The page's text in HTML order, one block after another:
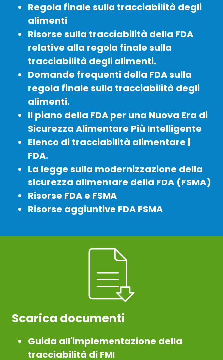
Regola finale sulla tracciabilità degli
alimenti
Risorse sulla tracciabilità della FDA
relative alla regola finale sulla
tracciabilità degli alimenti.
Domande frequenti della FDA sulla
regola finale sulla tracciabilità degli
alimenti.
Il piano della FDA per una Nuova Era di
Sicurezza Alimentare Più Intelligente
Elenco di tracciabilità alimentare |
FDA.
La legge sulla modernizzazione della
sicurezza alimentare della FDA (FSMA)
Risorse FDA e FSMA
Risorse aggiuntive FDA FSMA
Scarica documenti
Guida all'implementazione della
tracciabilità di FMI